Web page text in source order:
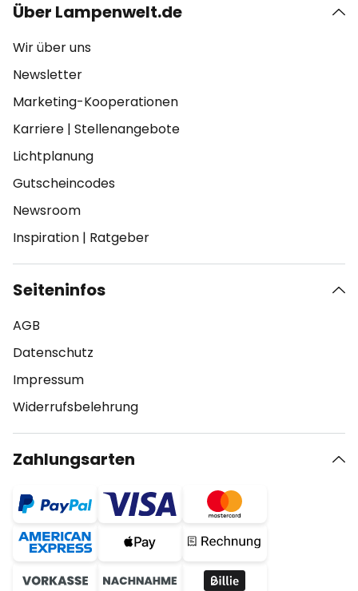
Über Lampenwelt.de
Wir über uns
Newsletter
Marketing-Kooperationen
Karriere | Stellenangebote
Lichtplanung
Gutscheincodes
Newsroom
Inspiration | Ratgeber
Seiteninfos
AGB
Datenschutz
Impressum
Widerrufsbelehrung
Zahlungsarten